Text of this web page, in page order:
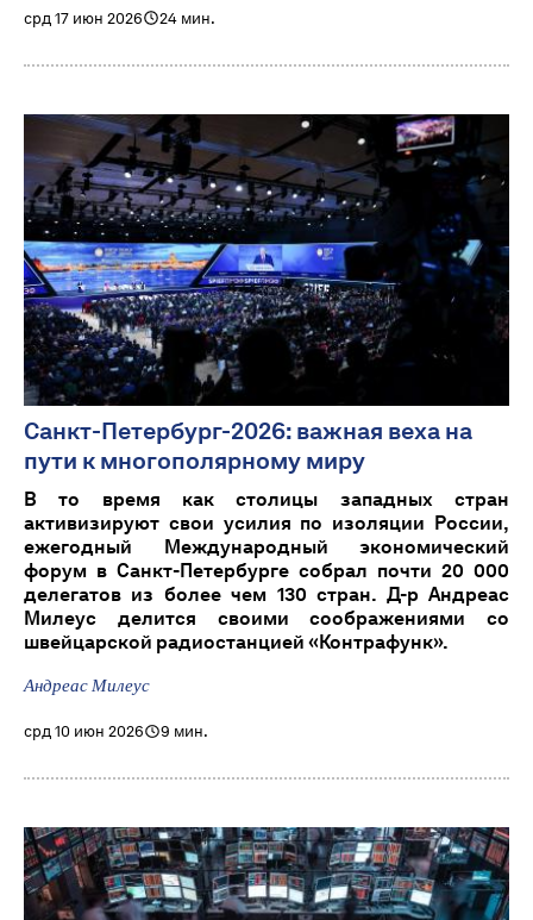
срд 17 июн 2026 24 мин.
Санкт-Петербург-2026: важная веха на
пути к многополярному миру
В то время как столицы западных стран
активизируют свои усилия по изоляции России,
ежегодный Международный экономический
форум в Санкт-Петербурге собрал почти 20 000
делегатов из более чем 130 стран. Д-р Андреас
Милеус делится своими соображениями со
швейцарской радиостанцией «Контрафунк».
Андреас Милеус
срд 10 июн 2026 9 мин.